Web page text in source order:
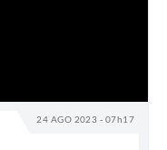
24 AGO 2023 - 07h17